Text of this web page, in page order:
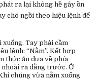
ra lại không hề gây ồn
chó ngồi theo hiệu lệnh để
xuống. Tay phải cầm
lệnh: “Nằm”. Kết hợp
thức ăn đưa về phía
ra đằng trước. Ở
chúng vừa nằm xuống